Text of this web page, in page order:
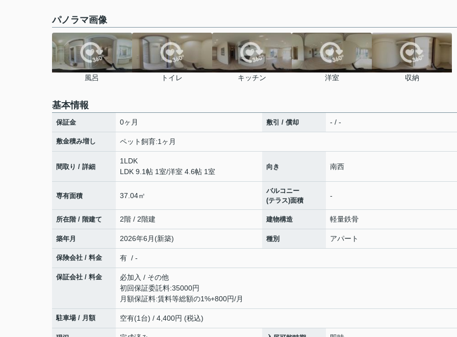
パノラマ画像
風呂 トイレ キッチン 洋室 収納
基本情報
保証金 0ヶ月 敷引 / 償却 - / -
敷金積み増し ペット飼育:1ヶ月
間取り / 詳細
1LDK
LDK 9.1帖 1室/洋室 4.6帖 1室
向き 南西
専有面積 37.04㎡
バルコニー
(テラス)面積
-
所在階 / 階建て 2階 / 2階建 建物構造 軽量鉄骨
築年月 2026年6月(新築) 種別 アパート
保険会社 / 料金 有 / -
保証会社 / 料金
必加入 / その他
初回保証委託料:35000円
月額保証料:賃料等総額の1%+800円/月
駐車場 / 月額 空有(1台) / 4,400円 (税込)